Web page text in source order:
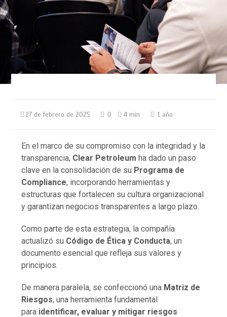
27 de febrero de 2025 0 4 min 1 año
En el marco de su compromiso con la integridad y la
transparencia, Clear Petroleum ha dado un paso
clave en la consolidación de su Programa de
Compliance, incorporando herramientas y
estructuras que fortalecen su cultura organizacional
y garantizan negocios transparentes a largo plazo.
Como parte de esta estrategia, la compañía
actualizó su Código de Ética y Conducta, un
documento esencial que refleja sus valores y
principios.
De manera paralela, se confeccionó una Matriz de
Riesgos, una herramienta fundamental
para identificar, evaluar y mitigar riesgos